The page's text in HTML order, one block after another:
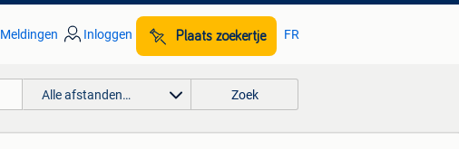
Meldingen Inloggen Plaats zoekertje FR
Alle afstanden… Zoek